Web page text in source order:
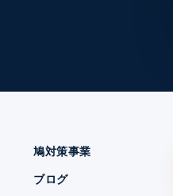
鳩対策事業
ブログ